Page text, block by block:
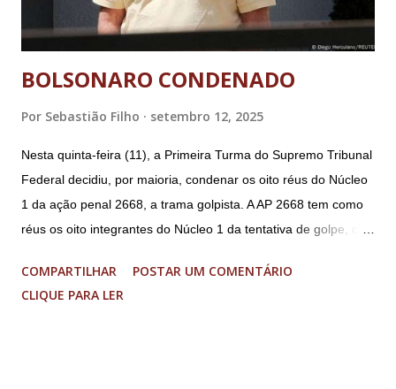
BOLSONARO CONDENADO
Por Sebastião Filho setembro 12, 2025
Nesta quinta-feira (11), a Primeira Turma do Supremo Tribunal
Federal decidiu, por maioria, condenar os oito réus do Núcleo
1 da ação penal 2668, a trama golpista. A AP 2668 tem como
réus os oito integrantes do Núcleo 1 da tentativa de golpe, ou
(PGR): o deputado federal Alexandre Ramagem, ex-diretor da
Agência Brasileira de Inteligência (Abin); o almirante Almir
COMPARTILHAR
POSTAR UM COMENTÁRIO
CLIQUE PARA LER